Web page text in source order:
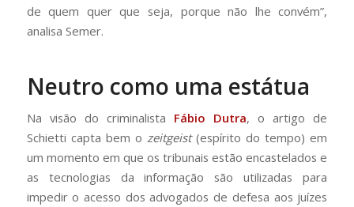
de quem quer que seja, porque não lhe convém”,
analisa Semer.
Neutro como uma estátua
Na visão do criminalista Fábio Dutra, o artigo de
Schietti capta bem o zeitgeist(espírito do tempo) em
um momento em que os tribunais estão encastelados e
as tecnologias da informação são utilizadas para
impedir o acesso dos advogados de defesa aos juízes